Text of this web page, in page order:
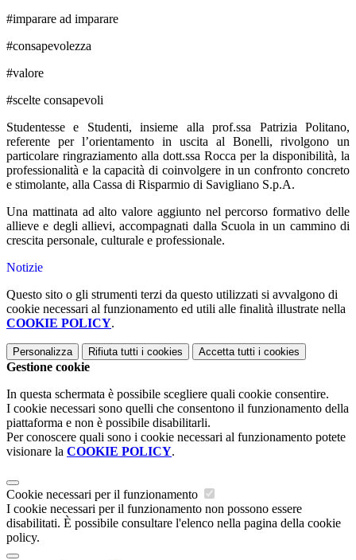
#imparare ad imparare
#consapevolezza
#valore
#scelte consapevoli
Studentesse e Studenti, insieme alla prof.ssa Patrizia Politano,
referente per l’orientamento in uscita al Bonelli, rivolgono un
particolare ringraziamento alla dott.ssa Rocca per la disponibilità, la
professionalità e la capacità di coinvolgere in un confronto concreto
e stimolante, alla Cassa di Risparmio di Savigliano S.p.A.
Una mattinata ad alto valore aggiunto nel percorso formativo delle
allieve e degli allievi, accompagnati dalla Scuola in un cammino di
crescita personale, culturale e professionale.
Notizie
Questo sito o gli strumenti terzi da questo utilizzati si avvalgono di
cookie necessari al funzionamento ed utili alle finalità illustrate nella
COOKIE POLICY.
Personalizza Rifiuta tutti i cookies Accetta tutti i cookies
Gestione cookie
In questa schermata è possibile scegliere quali cookie consentire.
I cookie necessari sono quelli che consentono il funzionamento della
piattaforma e non è possibile disabilitarli.
Per conoscere quali sono i cookie necessari al funzionamento potete
visionare la COOKIE POLICY.
Cookie necessari per il funzionamento
I cookie necessari per il funzionamento non possono essere
disabilitati. È possibile consultare l'elenco nella pagina della cookie
policy.